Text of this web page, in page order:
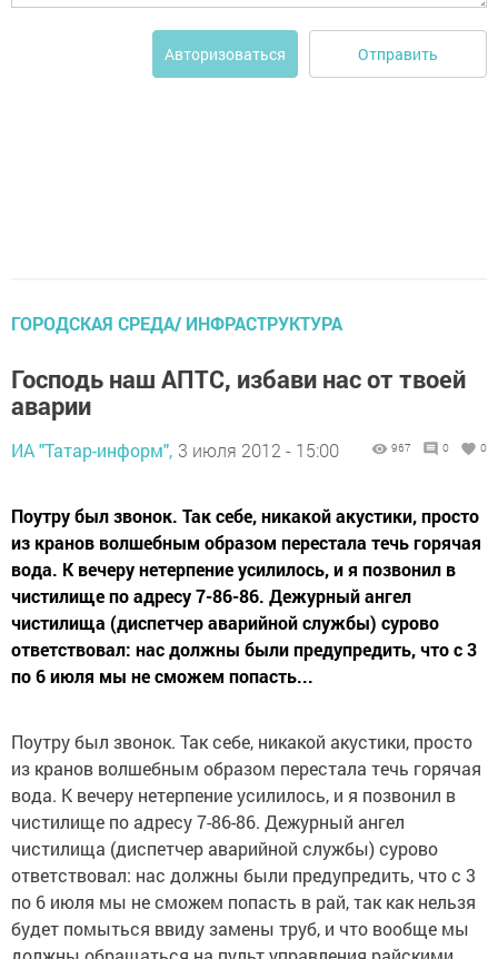
Авторизоваться Отправить
ГОРОДСКАЯ СРЕДА/ ИНФРАСТРУКТУРА
Господь наш АПТС, избави нас от твоей
аварии
ИА "Татар-информ", 3 июля 2012 - 15:00 967 0 0
Поутру был звонок. Так себе, никакой акустики, просто
из кранов волшебным образом перестала течь горячая
вода. К вечеру нетерпение усилилось, и я позвонил в
чистилище по адресу 7-86-86. Дежурный ангел
чистилища (диспетчер аварийной службы) сурово
ответствовал: нас должны были предупредить, что с 3
по 6 июля мы не сможем попасть...
Поутру был звонок. Так себе, никакой акустики, просто
из кранов волшебным образом перестала течь горячая
вода. К вечеру нетерпение усилилось, и я позвонил в
чистилище по адресу 7-86-86. Дежурный ангел
чистилища (диспетчер аварийной службы) сурово
ответствовал: нас должны были предупредить, что с 3
по 6 июля мы не сможем попасть в рай, так как нельзя
будет помыться ввиду замены труб, и что вообще мы